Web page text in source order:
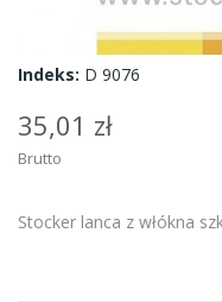
Indeks: D 9076
35,01 zł
Brutto
Stocker lanca z włókna